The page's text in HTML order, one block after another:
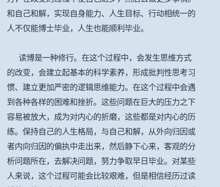
和自己和解，实现自身能力、人生目标、行动相统一的
人不仅能博士毕业，人生也能顺利毕业。
读博是一种修行。在这个过程中，会发生思维方式
的改变，会建立起基本的科学素养，形成批判性思考习
惯、建立更加严密的逻辑思维能力。在这个过程中会遇
到各种各样的困难和挫折。这些问题在巨大的压力之下
容易被放大，成为对内心的折磨，这些都是对内心的历
练。保持自己的人生格局，与自己和解，从外向归因或
者内向归因的偏执中走出来，然后静下心来，客观的分
析问题所在，去解决问题，努力争取早日毕业。对某些
人来说，这个过程可能会比较艰难，但是相信经历过读